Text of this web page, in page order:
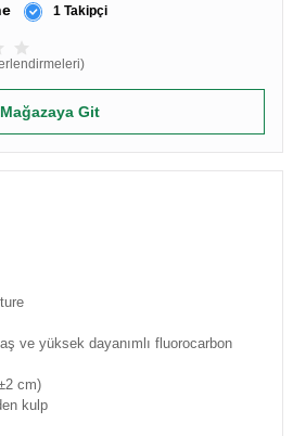
1 Takipçi
Mağazaya Git
ve yüksek dayanımlı fluorocarbon
cm)
kulp